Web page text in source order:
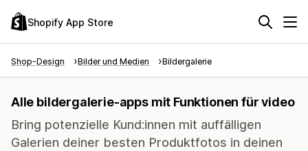
Shopify App Store
Shop-Design Bilder und Medien Bildergalerie
Alle bildergalerie-apps mit Funktionen für video
Bring potenzielle Kund:innen mit auffälligen
Galerien deiner besten Produktfotos in deinen